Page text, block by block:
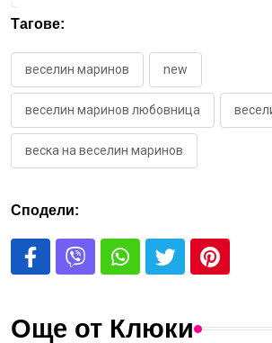
Тагове:
веселин маринов new
веселин маринов любовница
веска на веселин маринов
Сподели:
Още от Клюки